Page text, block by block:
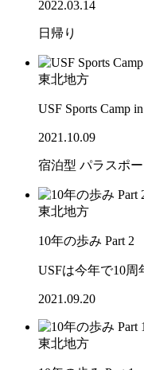
2022.03.14
日帰り
東北地方
USF Sports Camp
2021.10.09
宿泊型 パラスポ
東北地方
10年の歩み Part 2
USFは今年で10周
2021.09.20
東北地方